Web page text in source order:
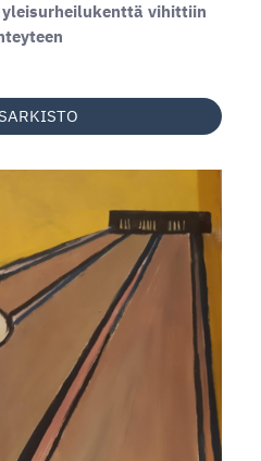
yleisurheilukenttä vihittiin